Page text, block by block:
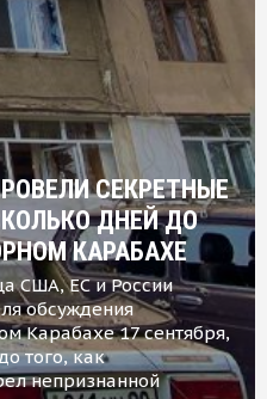
СЕКРЕТНЫЕ
ДНЕЙ ДО
КАРАБАХЕ
США, ЕС и России
обсуждения
Карабахе 17 сентября,
того, как
непризнанной